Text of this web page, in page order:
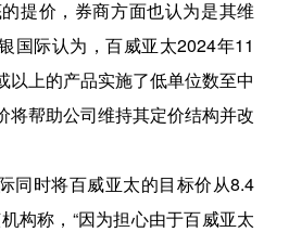
提价，券商方面也认为是其维
国际认为，百威亚太2024年11
以上的产品实施了低单位数至中
将帮助公司维持其定价结构并改
同时将百威亚太的目标价从8.4
构称，“因为担心由于百威亚太